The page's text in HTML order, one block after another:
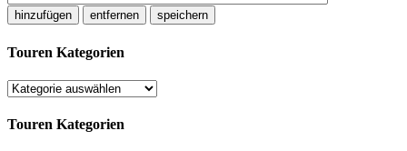
hinzufügen entfernen speichern
Touren Kategorien
Touren Kategorien